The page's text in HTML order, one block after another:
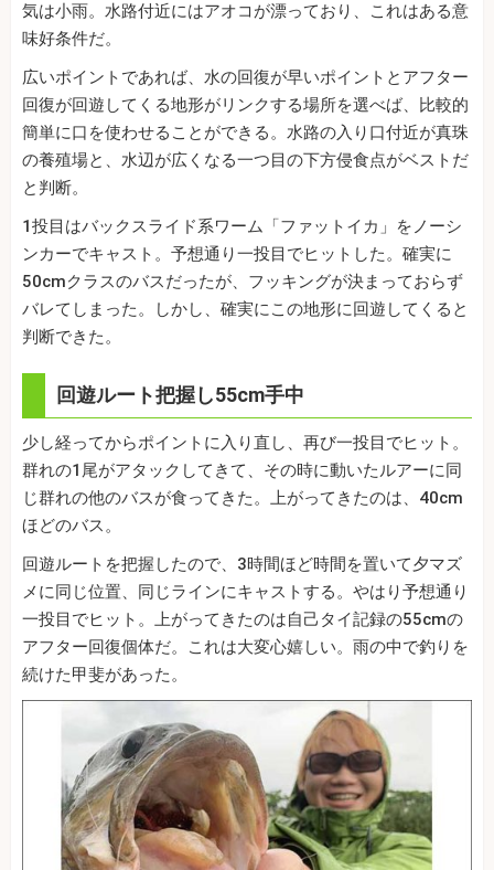
気は小雨。水路付近にはアオコが漂っており、これはある意
味好条件だ。
広いポイントであれば、水の回復が早いポイントとアフター
回復が回遊してくる地形がリンクする場所を選べば、比較的
簡単に口を使わせることができる。水路の入り口付近が真珠
の養殖場と、水辺が広くなる一つ目の下方侵食点がベストだ
と判断。
1投目はバックスライド系ワーム「ファットイカ」をノーシ
ンカーでキャスト。予想通り一投目でヒットした。確実に
50cmクラスのバスだったが、フッキングが決まっておらず
バレてしまった。しかし、確実にこの地形に回遊してくると
判断できた。
回遊ルート把握し55cm手中
少し経ってからポイントに入り直し、再び一投目でヒット。
群れの1尾がアタックしてきて、その時に動いたルアーに同
じ群れの他のバスが食ってきた。上がってきたのは、40cm
ほどのバス。
回遊ルートを把握したので、3時間ほど時間を置いて夕マズ
メに同じ位置、同じラインにキャストする。やはり予想通り
一投目でヒット。上がってきたのは自己タイ記録の55cmの
アフター回復個体だ。これは大変心嬉しい。雨の中で釣りを
続けた甲斐があった。